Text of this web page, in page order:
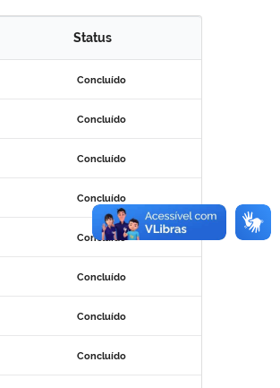
Status
Concluído
Concluído
Concluído
Concluído
Concluído
Concluído
Concluído
Concluído